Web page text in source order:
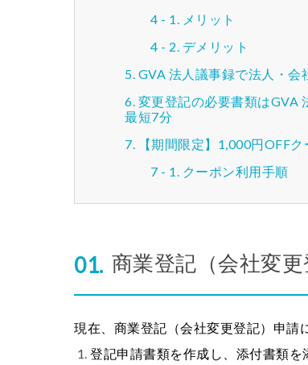
メリット
デメリット
GVA 法人議事録で法人・会
変更登記の必要書類はGVA
最短7分
【期間限定】1,000円OFFク
クーポン利用手順
商業登記（会社変
現在、商業登記（会社変更登記）申請
登記申請書類を作成し、添付書類